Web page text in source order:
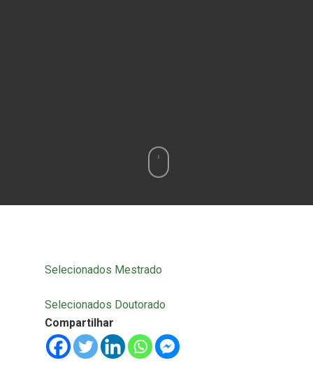
Selecionados Mestrado
Selecionados Doutorado
Compartilhar